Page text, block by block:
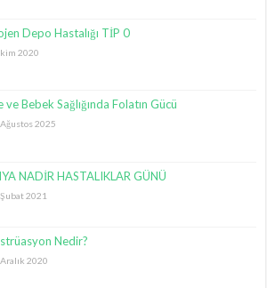
Depo Hastalığı TİP 0
2020
ve Bebek Sağlığında Folatın Gücü
2025
NADİR HASTALIKLAR GÜNÜ
2021
Nedir?
2020